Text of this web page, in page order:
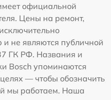
официальной
Цены на ремонт,
не являются публичной
ГК РФ. Названия и
Bosch упоминаются
— чтобы обозначить
мы работаем. Наша